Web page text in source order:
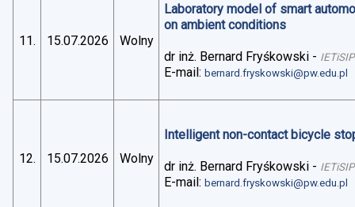
11. 15.07.2026 Wolny
Laboratory model of smart
on ambient conditions
dr inż. Bernard Fryśkowski - IETiSIP
E-mail:bernard.fryskowski@pw.edu.pl
12. 15.07.2026 Wolny
Intelligent non-contact bicycle
dr inż. Bernard Fryśkowski - IETiSIP
E-mail:bernard.fryskowski@pw.edu.pl